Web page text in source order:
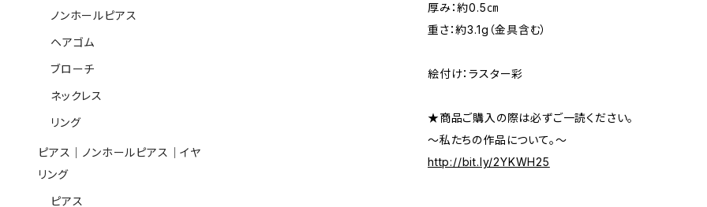
厚み：約0.5㎝
重さ：約3.1g（金具含む）
絵付け：ラスター彩
★商品ご購入の際は必ずご一読ください。
～私たちの作品について。～
http://bit.ly/2YKWH25
ノンホールピアス
ヘアゴム
ブローチ
ネックレス
リング
ピアス｜ノンホールピアス｜イヤ
リング
ピアス